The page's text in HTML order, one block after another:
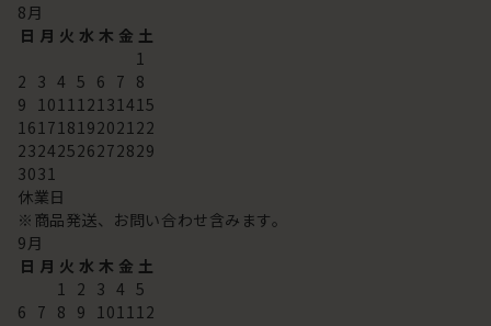
8月
日 月 火 水 木 金 土
1
2 3 4 5 6 7 8
9 101112131415
16171819202122
23242526272829
3031
休業日
※商品発送、お問い合わせ含みます。
9月
日 月 火 水 木 金 土
1 2 3 4 5
6 7 8 9 101112